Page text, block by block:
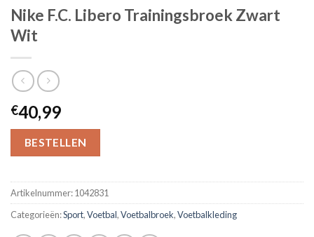
Nike F.C. Libero Trainingsbroek Zwart
Wit
€40,99
BESTELLEN
Artikelnummer:1042831
Categorieën:Sport,Voetbal,Voetbalbroek,Voetbalkleding